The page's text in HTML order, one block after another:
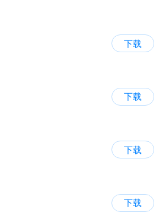
下载
下载
下载
下载